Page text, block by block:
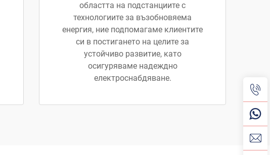
областта на подстанциите с
технологиите за възобновяема
енергия, ние подпомагаме клиентите
си в постигането на целите за
устойчиво развитие, като
осигуряваме надеждно
електроснабдяване.